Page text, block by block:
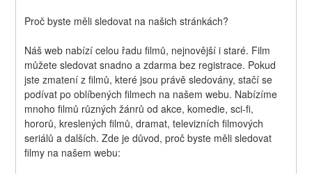
Proč byste měli sledovat na našich stránkách?
Náš web nabízí celou řadu filmů, nejnovější i staré. Film
můžete sledovat snadno a zdarma bez registrace. Pokud
jste zmatení z filmů, které jsou právě sledovány, stačí se
podívat po oblíbených filmech na našem webu. Nabízíme
mnoho filmů různých žánrů od akce, komedie, sci-fi,
hororů, kreslených filmů, dramat, televizních filmových
seriálů a dalších. Zde je důvod, proč byste měli sledovat
filmy na našem webu: